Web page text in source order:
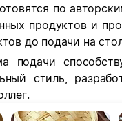
по
продуктов и
до подачи на
подачи
стиль,